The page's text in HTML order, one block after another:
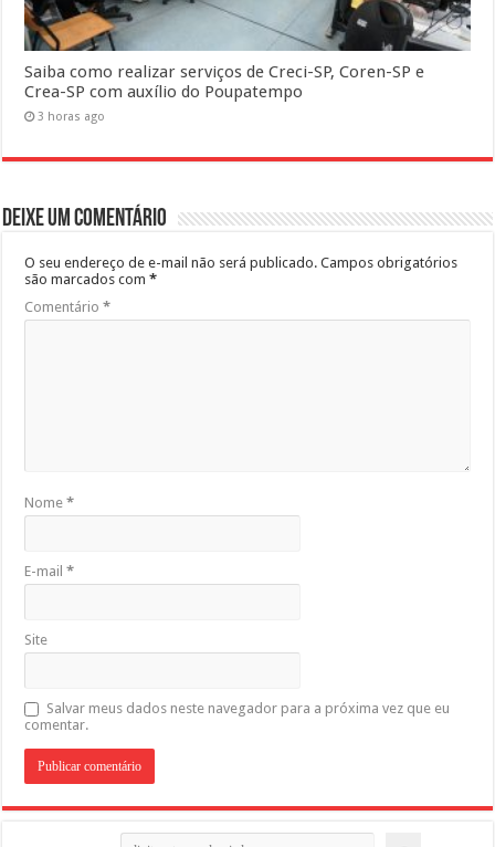
Saiba como realizar serviços de Creci-SP, Coren-SP e
Crea-SP com auxílio do Poupatempo
3 horas ago
Deixe um comentário
O seu endereço de e-mail não será publicado. Campos obrigatórios
são marcados com*
Comentário*
Nome*
E-mail*
Site
Salvar meus dados neste navegador para a próxima vez que eu
comentar.